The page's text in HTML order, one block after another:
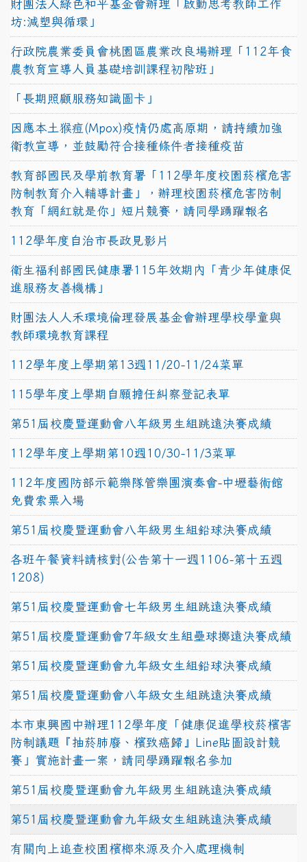
財團法人綠色和平基金會辦理「啟動思考教師工作
坊:減塑與循環」
行政院農業委員會桃園區農業改良場辦理「112年食
農教育宣導人員基礎培訓課程初階班」
「長期照顧服務知識圖卡」
因應本土猴痘(Mpox)疫情仍處高原期，請持續加強
衛教宣導，並鼓勵符合接種條件者接種疫苗
教育部國民及學前教育署「112學年度校園菸檳危害
防制教育介入輔導計畫」，辦理校園菸檳危害防制
教育「網紅就是你」短片競賽，請同學踴躍報名
112學年度自治市長政見影片
衛生福利部國民健康署115年效期內「青少年健康促
進服務友善機構」
財團法人人禾環境倫理發展基金會辦理學校學童與
教師環境教育課程
112學年度上學期第13週11/20-11/24菜單
115學年度上學期自願擔任糾察登記表單
第51屆校慶暨運動會八年級男生組跳遠決賽成績
112學年度上學期第10週10/30-11/3菜單
112年度國防部示範樂隊管樂團演奏會-中壢藝術館
免費索票入場
第51屆校慶暨運動會八年級男生組鉛球決賽成績
各班午餐資料請核對(公告第十一週1106-第十五週
1208)
第51屆校慶暨運動會七年級男生組跳遠決賽成績
第51屆校慶暨運動會7年級女生組壘球擲遠決賽成績
第51屆校慶暨運動會九年級女生組鉛球決賽成績
第51屆校慶暨運動會八年級女生組跳遠決賽成績
本市東興國中辦理112學年度「健康促進學校菸檳害
防制議題『抽菸肺廢、檳致癌歸』Line貼圖設計競
賽」實施計畫一案，請同學踴躍報名參加
第51屆校慶暨運動會九年級男生組跳遠決賽成績
第51屆校慶暨運動會九年級女生組跳遠決賽成績
有關向上追查校園檳榔來源及介入處理機制